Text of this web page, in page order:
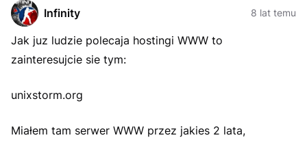
Infinity 8 lat temu
Jak juz ludzie polecaja hostingi WWW to
zainteresujcie sie tym:
unixstorm.org
Miałem tam serwer WWW przez jakies 2 lata,